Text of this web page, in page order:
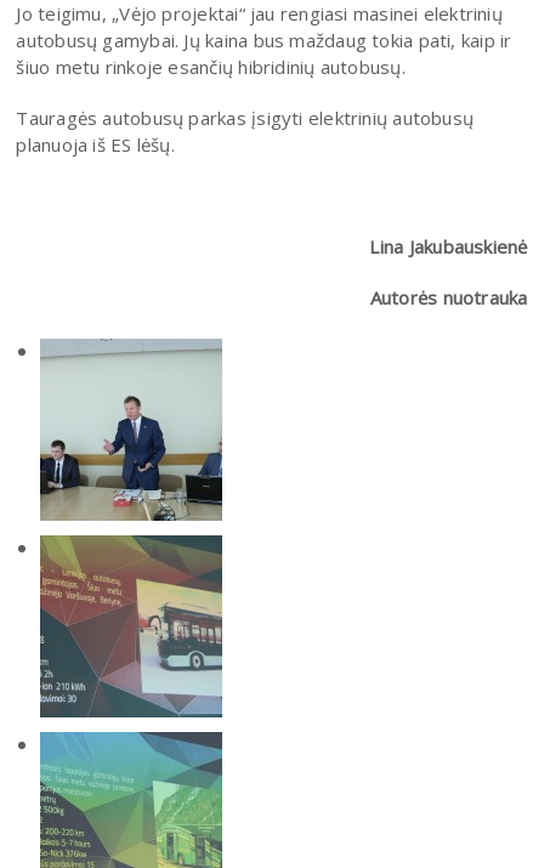
Jo teigimu, „Vėjo projektai“ jau rengiasi masinei elektrinių
autobusų gamybai. Jų kaina bus maždaug tokia pati, kaip ir
šiuo metu rinkoje esančių hibridinių autobusų.
Tauragės autobusų parkas įsigyti elektrinių autobusų
planuoja iš ES lėšų.
Lina Jakubauskienė
Autorės nuotrauka